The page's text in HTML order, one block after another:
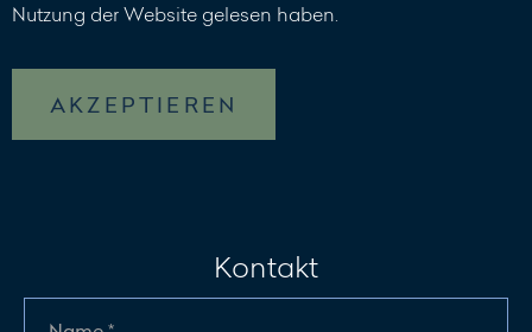
Nutzung der Website gelesen haben.
AKZEPTIEREN
Kontakt